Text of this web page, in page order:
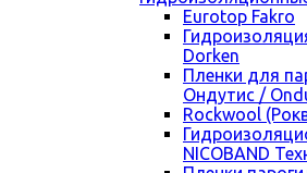
Eurotop Fakro
Dorken
Пленки для
Ондутис /
Rockwool
NICOBAND